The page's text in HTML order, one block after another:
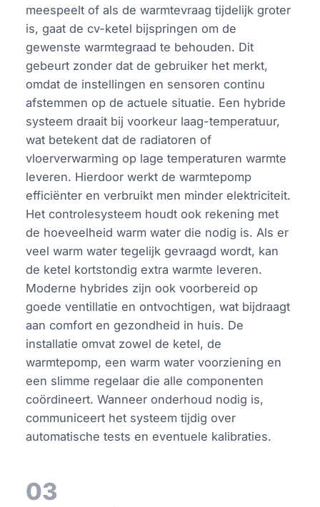
meespeelt of als de warmtevraag tijdelijk groter
is, gaat de cv-ketel bijspringen om de
gewenste warmtegraad te behouden. Dit
gebeurt zonder dat de gebruiker het merkt,
omdat de instellingen en sensoren continu
afstemmen op de actuele situatie. Een hybride
systeem draait bij voorkeur laag-temperatuur,
wat betekent dat de radiatoren of
vloerverwarming op lage temperaturen warmte
leveren. Hierdoor werkt de warmtepomp
efficiënter en verbruikt men minder elektriciteit.
Het controlesysteem houdt ook rekening met
de hoeveelheid warm water die nodig is. Als er
veel warm water tegelijk gevraagd wordt, kan
de ketel kortstondig extra warmte leveren.
Moderne hybrides zijn ook voorbereid op
goede ventillatie en ontvochtigen, wat bijdraagt
aan comfort en gezondheid in huis. De
installatie omvat zowel de ketel, de
warmtepomp, een warm water voorziening en
een slimme regelaar die alle componenten
coördineert. Wanneer onderhoud nodig is,
communiceert het systeem tijdig over
automatische tests en eventuele kalibraties.
03